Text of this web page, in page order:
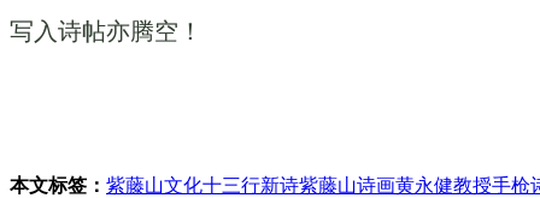
写入诗帖亦腾空！
本文标签： 紫藤山文化十三行新诗紫藤山诗画黄永健教授手枪